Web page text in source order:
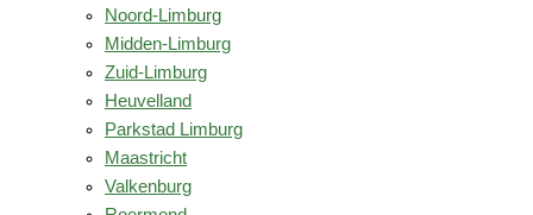
Noord-Limburg
Midden-Limburg
Zuid-Limburg
Heuvelland
Parkstad Limburg
Maastricht
Valkenburg